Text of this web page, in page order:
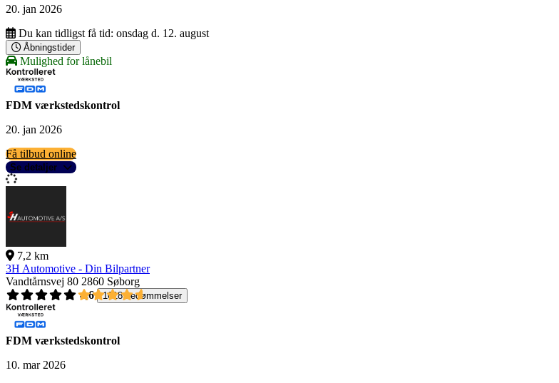
20. jan 2026
Du kan tidligst få tid: onsdag d. 12. august
Åbningstider
Mulighed for lånebil
FDM værkstedskontrol
20. jan 2026
Få tilbud online
Se detaljer
7,2 km
3H Automotive - Din Bilpartner
Vandtårnsvej 80 2860 Søborg
4,6
1618 bedømmelser
FDM værkstedskontrol
10. mar 2026